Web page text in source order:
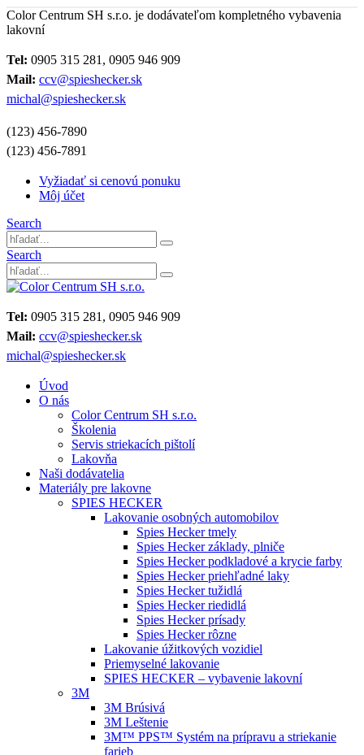
Color Centrum SH s.r.o. je dodávateľom kompletného vybavenia
lakovní
Tel: 0905 315 281, 0905 946 909
Mail: ccv@spieshecker.sk
michal@spieshecker.sk
(123) 456-7890
(123) 456-7891
Vyžiadať si cenovú ponuku
Môj účet
Search
Search
Tel: 0905 315 281, 0905 946 909
Mail: ccv@spieshecker.sk
michal@spieshecker.sk
Úvod
O nás
Color Centrum SH s.r.o.
Školenia
Servis striekacích pištolí
Lakovňa
Naši dodávatelia
Materiály pre lakovne
SPIES HECKER
Lakovanie osobných automobilov
Spies Hecker tmely
Spies Hecker základy, plniče
Spies Hecker podkladové a krycie farby
Spies Hecker priehľadné laky
Spies Hecker tužidlá
Spies Hecker riedidlá
Spies Hecker prísady
Spies Hecker rôzne
Lakovanie úžitkových vozidiel
Priemyselné lakovanie
SPIES HECKER – vybavenie lakovní
3M
3M Brúsivá
3M Leštenie
3M™ PPS™ Systém na prípravu a striekanie
farieb